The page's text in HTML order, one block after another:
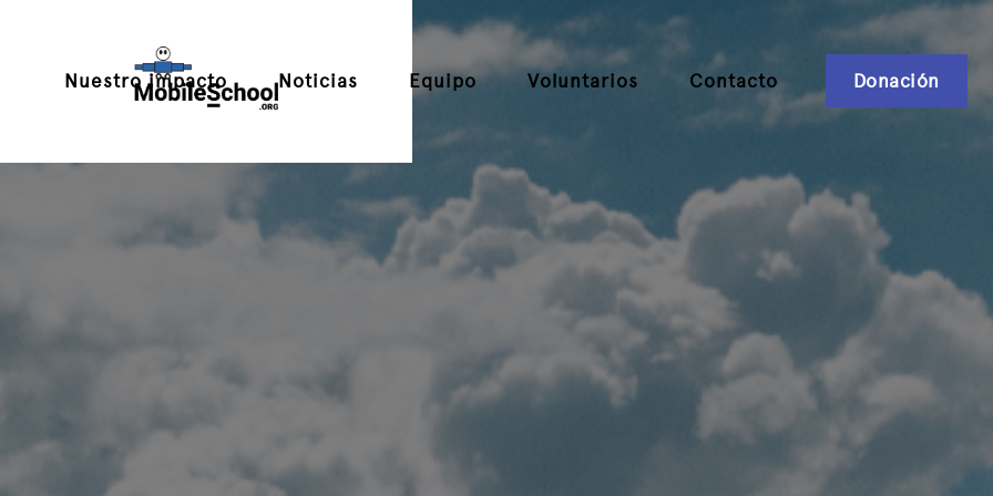
Nuestro impacto Noticias Equipo Voluntarios Contacto Donación